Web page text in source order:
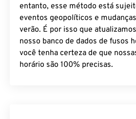
entanto, esse método está
eventos geopolíticos e
verão. É por isso que
nosso banco de dados de fusos
você tenha certeza de que
horário são 100% precisas.